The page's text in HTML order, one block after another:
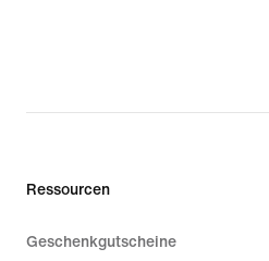
Ressourcen
Geschenkgutscheine